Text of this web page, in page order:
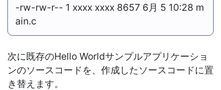
-rw-rw-r-- 1 xxxx xxxx 8657 6月 5 10:28 m
ain.c
次に既存のHello Worldサンプルアプリケーショ
ンのソースコードを、作成したソースコードに置
き替えます。